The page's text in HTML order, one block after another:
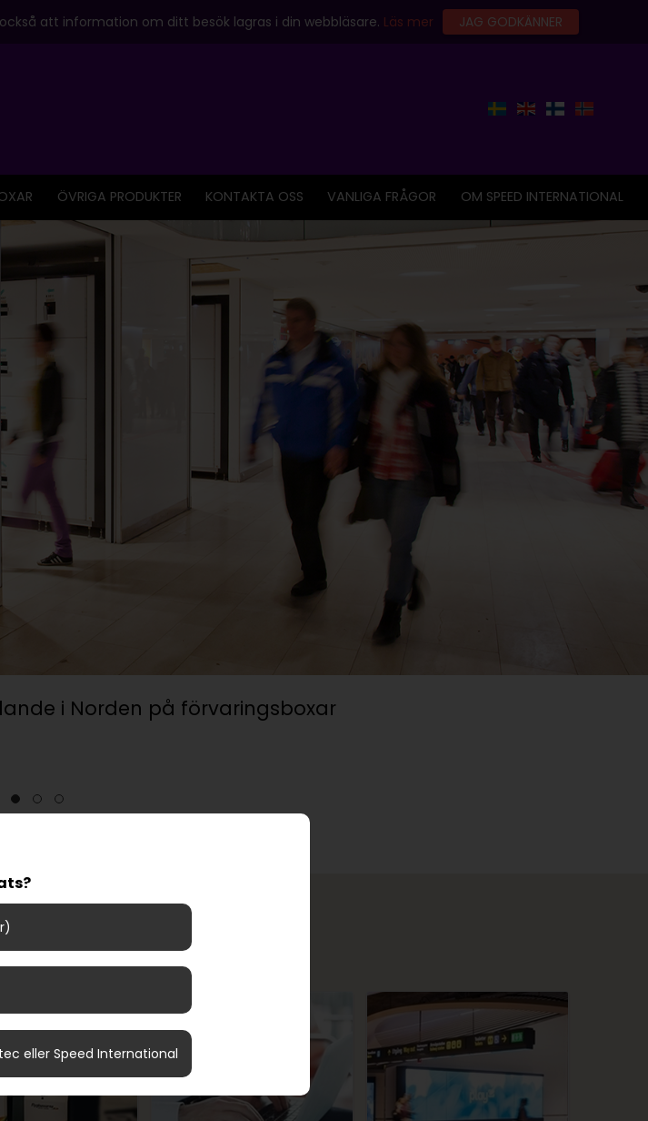
att information om ditt besök lagras i din webbläsare. Läs mer JAG GODKÄNNER
eller Speed International
ÖVRIGA PRODUKTER KONTAKTA OSS VANLIGA FRÅGOR OM SPEED INTERNATIONAL
• • •
i Norden på ID-kort och